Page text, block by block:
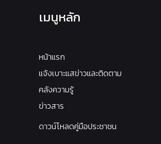
เมนูหลัก
หน้าแรก
แจ้งเบาะแสข่าวและติดตาม
คลังความรู้
ข่าวสาร
ดาวน์โหลดคู่มือประชาชน